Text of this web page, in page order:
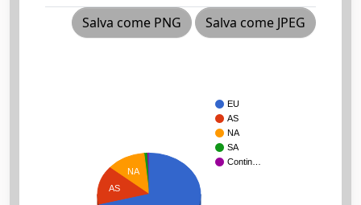
Salva come PNG
Salva come JPEG
EU
AS
NA
SA
Contin…
NA
AS